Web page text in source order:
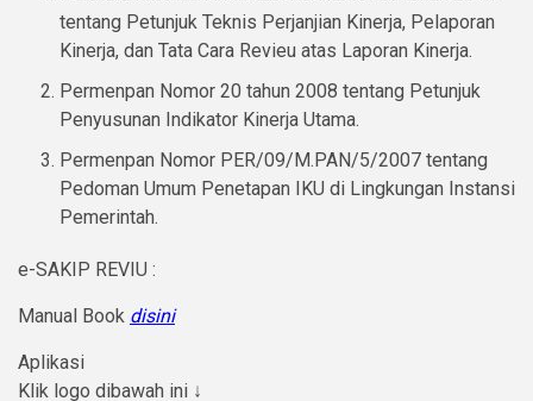
tentang Petunjuk Teknis Perjanjian Kinerja, Pelaporan
Kinerja, dan Tata Cara Revieu atas Laporan Kinerja.
Permenpan Nomor 20 tahun 2008 tentang Petunjuk
Penyusunan Indikator Kinerja Utama.
Permenpan Nomor PER/09/M.PAN/5/2007 tentang
Pedoman Umum Penetapan IKU di Lingkungan Instansi
Pemerintah.
e-SAKIP REVIU :
Manual Book disini
Aplikasi
Klik logo dibawah ini ↓